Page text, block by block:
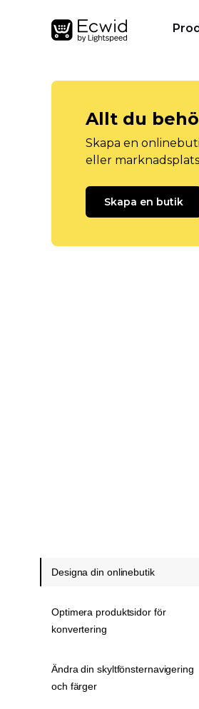
Allt du
Skapa en
eller
Skapa en butik
Designa din onlinebutik
Optimera produktsidor för
konvertering
Ändra din skyltfönsternavigering
och färger